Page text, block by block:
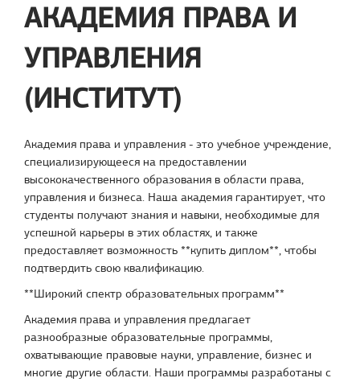
АКАДЕМИЯ ПРАВА И
УПРАВЛЕНИЯ
(ИНСТИТУТ)
Академия права и управления - это учебное учреждение,
специализирующееся на предоставлении
высококачественного образования в области права,
управления и бизнеса. Наша академия гарантирует, что
студенты получают знания и навыки, необходимые для
успешной карьеры в этих областях, и также
предоставляет возможность **купить диплом**, чтобы
подтвердить свою квалификацию.
**Широкий спектр образовательных программ**
Академия права и управления предлагает
разнообразные образовательные программы,
охватывающие правовые науки, управление, бизнес и
многие другие области. Наши программы разработаны с